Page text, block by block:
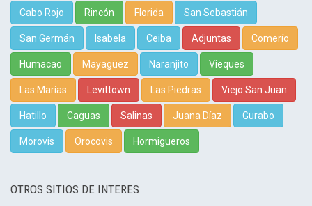
Cabo Rojo Rincón Florida San Sebastián
San Germán Isabela Ceiba Adjuntas Comerío
Humacao Mayagüez Naranjito Vieques
Las Marías Levittown Las Piedras Viejo San Juan
Hatillo Caguas Salinas Juana Díaz Gurabo
Morovis Orocovis Hormigueros
OTROS SITIOS DE INTERES